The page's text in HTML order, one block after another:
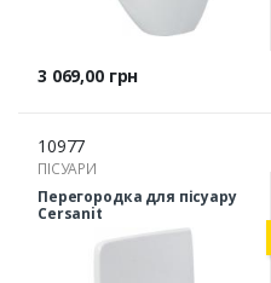
Ціна
3 069,00 грн
10977
ПІСУАРИ
Перегородка для пісуару
Cersanit